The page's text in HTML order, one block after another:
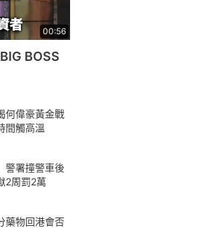
00:56
BOSS
何偉豪黃金戰
間觸高溫
署撞警車後
2周罰2萬
藥物回港會否